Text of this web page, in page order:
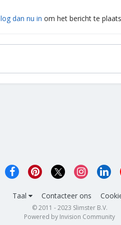
log dan nu in om het bericht te
Taal Contacteer ons
© 2011 - 2023 Slimster B.V.
Powered by Invision Community